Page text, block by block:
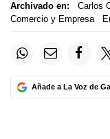
Archivado en: Carlos
Comercio y Empresa
Añade a La Voz de